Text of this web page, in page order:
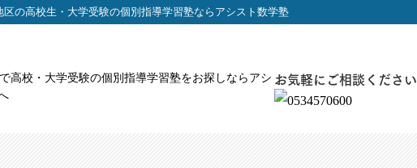
区の高校生・大学受験の個別指導学習塾ならアシスト数学塾
お気軽にご相談ください